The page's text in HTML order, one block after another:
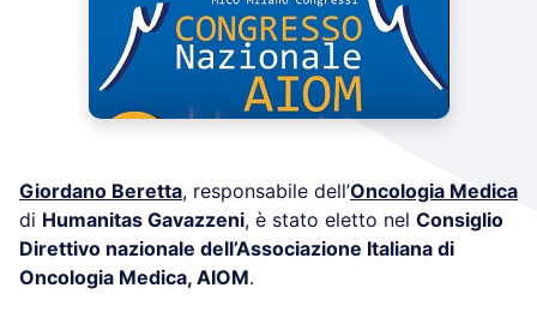
Giordano Beretta, responsabile dell’Oncologia Medica
di Humanitas Gavazzeni, è stato eletto nel Consiglio
Direttivo nazionale dell’Associazione Italiana di
Oncologia Medica, AIOM.